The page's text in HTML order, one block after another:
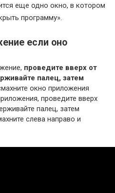
еще одно окно, в котором
программу».
если оно
проведите вверх от
палец, затем
окно приложения
проведите вверх
палец, затем
слева направо и